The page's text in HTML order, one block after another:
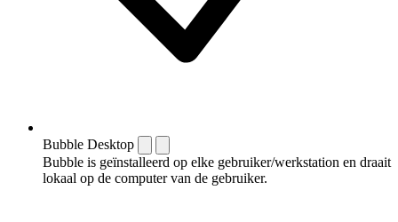
Bubble Desktop
Bubble is geïnstalleerd op elke gebruiker/werkstation en draait
lokaal op de computer van de gebruiker.